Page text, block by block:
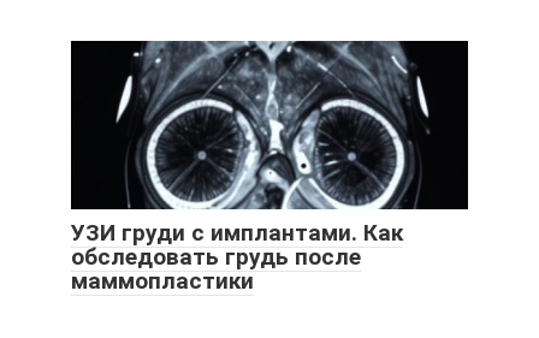
УЗИ груди с имплантами. Как
обследовать грудь после
маммопластики